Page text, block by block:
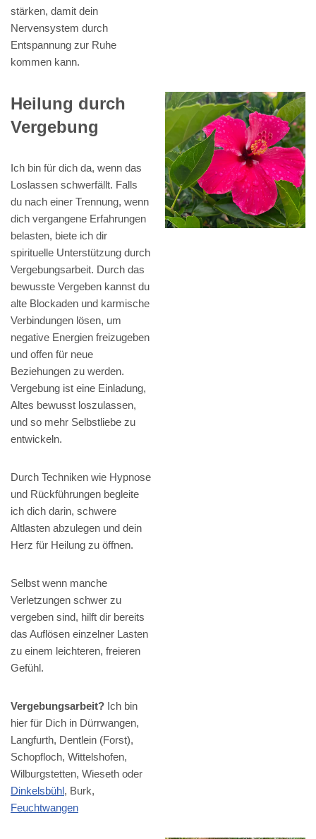
stärken, damit dein
Nervensystem durch
Entspannung zur Ruhe
kommen kann.
Heilung durch
Vergebung
Ich bin für dich da, wenn das
Loslassen schwerfällt. Falls
du nach einer Trennung, wenn
dich vergangene Erfahrungen
belasten, biete ich dir
spirituelle Unterstützung durch
Vergebungsarbeit. Durch das
bewusste Vergeben kannst du
alte Blockaden und karmische
Verbindungen lösen, um
negative Energien freizugeben
und offen für neue
Beziehungen zu werden.
Vergebung ist eine Einladung,
Altes bewusst loszulassen,
und so mehr Selbstliebe zu
entwickeln.
Durch Techniken wie Hypnose
und Rückführungen begleite
ich dich darin, schwere
Altlasten abzulegen und dein
Herz für Heilung zu öffnen.
Selbst wenn manche
Verletzungen schwer zu
vergeben sind, hilft dir bereits
das Auflösen einzelner Lasten
zu einem leichteren, freieren
Gefühl.
Vergebungsarbeit? Ich bin
hier für Dich in Dürrwangen,
Langfurth, Dentlein (Forst),
Schopfloch, Wittelshofen,
Wilburgstetten, Wieseth oder
Dinkelsbühl, Burk,
Feuchtwangen